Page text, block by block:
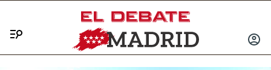
INICIAR